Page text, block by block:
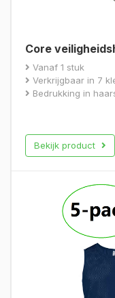
Core
Vanaf 1 stuk
Verkrijgbaar in 7
Bedrukking in
Bekijk product